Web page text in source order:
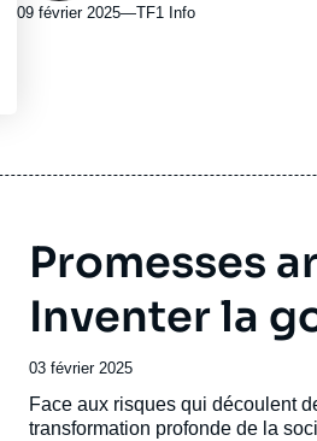
09 février 2025—Nom
TF1 Info
Promesses
Inventer la
Date
de
publication
03 février 2025
Accroche
Face aux risques qui découlent
transformation profonde de la